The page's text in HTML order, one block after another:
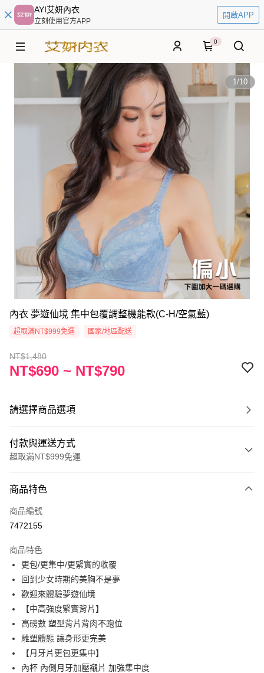
AYI艾妍內衣
立刻使用官方APP
開啟APP
0
1/10
內衣 夢遊仙境 集中包覆調整機能款(C-H/空氣藍)
超取滿NT$999免運 國家/地區配送
NT$1,480
NT$690 ~ NT$790
請選擇商品選項
付款與運送方式
超取滿NT$999免運
信用卡一次付款
超商取貨付款
ATM付款
運送方式
全家取貨付款
每筆NT$60，滿NT$999(含以上)免運費
付款後全家取貨
每筆NT$60，滿NT$999(含以上)免運費
商品特色
商品編號
7472155
商品特色
更包/更集中/更緊實的收覆
回到少女時期的美胸不是夢
歡迎來體驗夢遊仙境
【中高強度緊實背片】
高磅數 塑型背片背肉不跑位
雕塑體態 讓身形更完美
【月牙片更包更集中】
內杯 內側月牙加壓襯片 加強集中度